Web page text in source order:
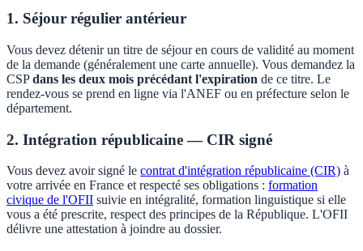
1. Séjour régulier antérieur
Vous devez détenir un titre de séjour en cours de validité au moment
de la demande (généralement une carte annuelle). Vous demandez la
CSPdans les deux mois précédant l'expiration de ce titre. Le
rendez-vous se prend en ligne via l'ANEF ou en préfecture selon le
département.
2. Intégration républicaine — CIR signé
Vous devez avoir signé le contrat d'intégration républicaine (CIR) à
votre arrivée en France et respecté ses obligations : formation
civique de l'OFII suivie en intégralité, formation linguistique si elle
vous a été prescrite, respect des principes de la République. L'OFII
délivre une attestation à joindre au dossier.